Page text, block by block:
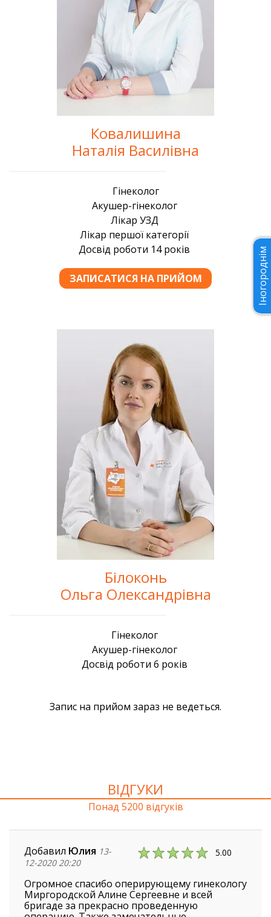
Ковалишина
Наталія Василівна
Білоконь
Ольга Олександрівна
ВІДГУКИ
Понад 5200 відгуків
5.00
Добавил Юлия 13-
12-2020 20:20
Огромное спасибо оперирующему гинекологу
Миргородской Алине Сергеевне и всей
бригаде за прекрасно проведенную
Іногороднім